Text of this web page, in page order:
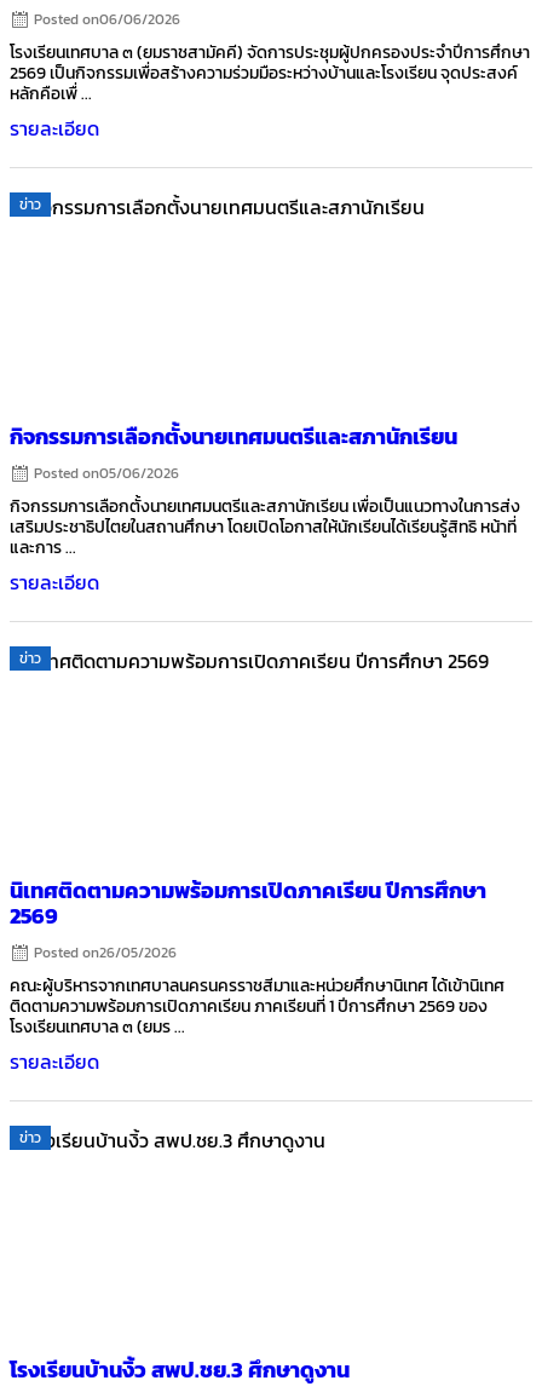
Posted on06/06/2026
โรงเรียนเทศบาล ๓ (ยมราชสามัคคี) จัดการประชุมผู้ปกครองประจำปีการศึกษา
2569 เป็นกิจกรรมเพื่อสร้างความร่วมมือระหว่างบ้านและโรงเรียน จุดประสงค์
หลักคือเพื่ ...
รายละเอียด
ข่าว
กิจกรรมการเลือกตั้งนายเทศมนตรีและสภานักเรียน
Posted on05/06/2026
กิจกรรมการเลือกตั้งนายเทศมนตรีและสภานักเรียน เพื่อเป็นแนวทางในการส่ง
เสริมประชาธิปไตยในสถานศึกษา โดยเปิดโอกาสให้นักเรียนได้เรียนรู้สิทธิ หน้าที่
และการ ...
รายละเอียด
ข่าว
นิเทศติดตามความพร้อมการเปิดภาคเรียน ปีการศึกษา
2569
Posted on26/05/2026
คณะผู้บริหารจากเทศบาลนครนครราชสีมาและหน่วยศึกษานิเทศ ได้เข้านิเทศ
ติดตามความพร้อมการเปิดภาคเรียน ภาคเรียนที่ 1 ปีการศึกษา 2569 ของ
โรงเรียนเทศบาล ๓ (ยมร ...
รายละเอียด
ข่าว
โรงเรียนบ้านงิ้ว สพป.ชย.3 ศึกษาดูงาน